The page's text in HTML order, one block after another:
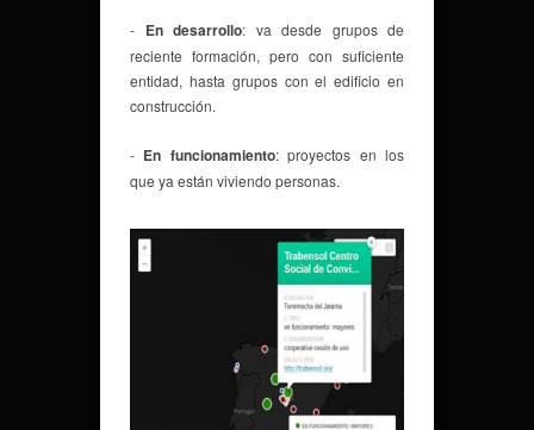
- En desarrollo: va desde grupos de
reciente formación, pero con suficiente
entidad, hasta grupos con el edificio en
construcción.
- En funcionamiento: proyectos en los
que ya están viviendo personas.